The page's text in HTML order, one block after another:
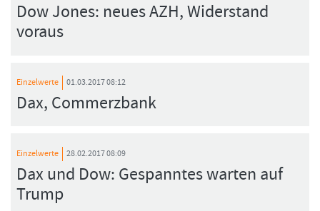
Dow Jones: neues AZH, Widerstand
voraus
Einzelwerte 01.03.2017 08:12
Dax, Commerzbank
Einzelwerte 28.02.2017 08:09
Dax und Dow: Gespanntes warten auf
Trump